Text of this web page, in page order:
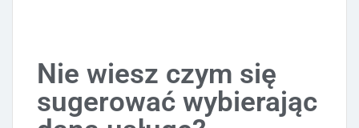
Nie wiesz czym się
sugerować wybierając